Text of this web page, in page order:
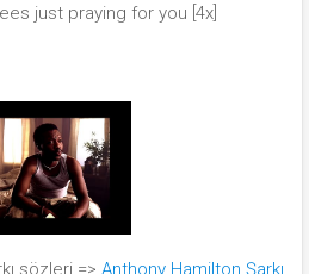
just praying for you [4x]
sözleri => Anthony Hamilton Şarkı